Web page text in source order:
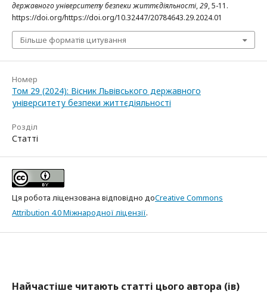
державного університету безпеки життєдіяльності,29, 5-11.
https://doi.org/https://doi.org/10.32447/20784643.29.2024.01
Більше форматів цитування
Номер
Том 29 (2024): Вісник Львівського державного
університету безпеки життєдіяльності
Розділ
Статті
Ця робота ліцензована відповідно доCreative Commons
Attribution 4.0 Міжнародної ліцензії.
Найчастіше читають статті цього автора (ів)